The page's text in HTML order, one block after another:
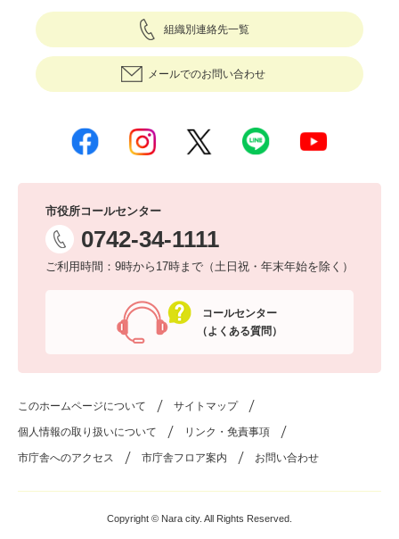
組織別連絡先一覧
メールでのお問い合わせ
市役所コールセンター
0742-34-1111
ご利用時間：9時から17時まで（土日祝・年末年始を除く）
コールセンター
（よくある質問）
このホームページについて サイトマップ
個人情報の取り扱いについて リンク・免責事項
市庁舎へのアクセス 市庁舎フロア案内 お問い合わせ
Copyright © Nara city. All Rights Reserved.